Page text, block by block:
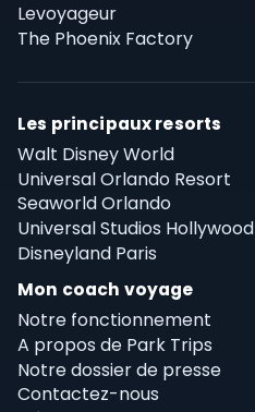
Levoyageur
The Phoenix Factory
Les principaux resorts
Walt Disney World
Universal Orlando Resort
Seaworld Orlando
Universal Studios Hollywood
Disneyland Paris
Mon coach voyage
Notre fonctionnement
A propos de Park Trips
Notre dossier de presse
Contactez-nous